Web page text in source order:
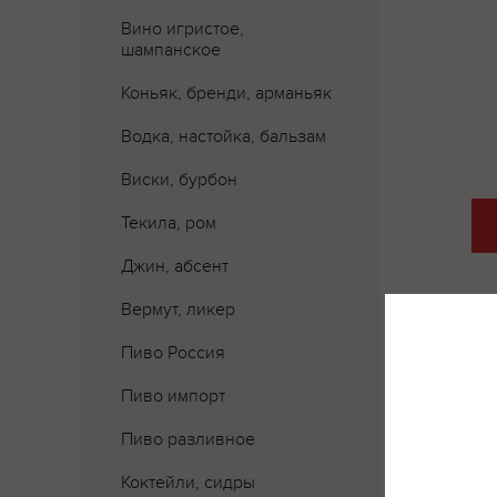
Вино игристое,
шампанское
Коньяк, бренди, арманьяк
Водка, настойка, бальзам
Виски, бурбон
Текила, ром
Джин, абсент
Вермут, ликер
Пиво Россия
Пиво импорт
Пиво разливное
Коктейли, сидры